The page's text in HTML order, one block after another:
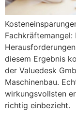
diesem Ergebnis
der Valuedesk
Maschinenbau.
wirkungsvollsten
richtig einbezieht.